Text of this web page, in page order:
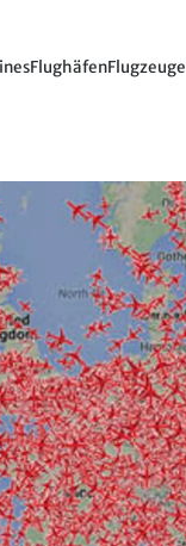
FlughäfenFlugzeuge